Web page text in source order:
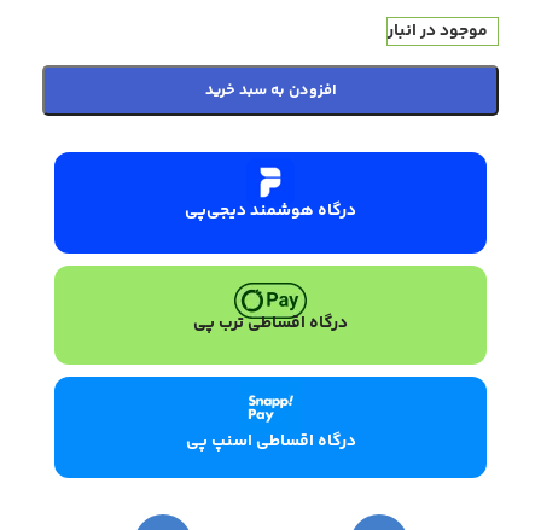
موجود در انبار
افزودن به سبد خرید
درگاه هوشمند دیجی‌پی
درگاه اقساطی ترب پی
درگاه اقساطی اسنپ پی